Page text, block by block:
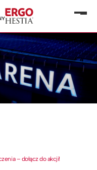
– dołącz do akcji!